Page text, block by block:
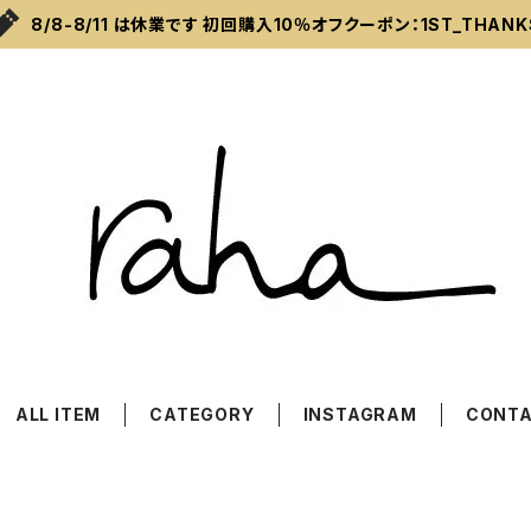
8/8-8/11 は休業です 初回購入10％オフクーポン：
ALL ITEM CATEGORY INSTAGRAM